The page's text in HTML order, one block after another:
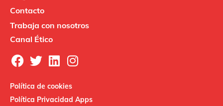
Contacto
Trabaja con nosotros
Canal Ético
Política de cookies
Política Privacidad Apps